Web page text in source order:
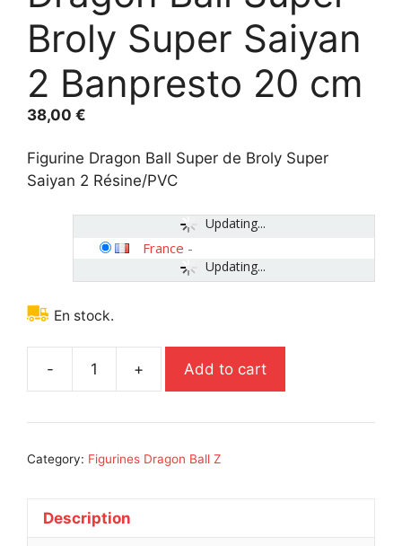
Broly Super Saiyan
2 Banpresto 20 cm
38,00 €
Figurine Dragon Ball Super de Broly Super
Saiyan 2 Résine/PVC
Updating...
Updating...
France -
En stock.
-
Figurine
Dragon
Super
Saiyan
+ Add to cart
Category: Figurines Dragon Ball Z
Description